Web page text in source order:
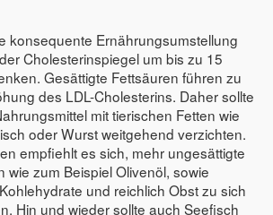
konsequente Ernährungsumstellung
Cholesterinspiegel um bis zu 15
Gesättigte Fettsäuren führen zu
des LDL-Cholesterins. Daher sollte
mit tierischen Fetten wie
oder Wurst weitgehend verzichten.
empfiehlt es sich, mehr ungesättigte
wie zum Beispiel Olivenöl, sowie
und reichlich Obst zu sich
Hin und wieder sollte auch Seefisch